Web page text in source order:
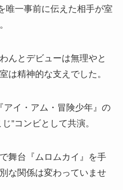
唯一事前に伝えた相手が室
んとデビューは無理やと
は精神的な支えでした。
アイ・アム・冒険少年』の
”コンビとして共演。
舞台『ムロムカイ』を手
な関係は変わっていませ